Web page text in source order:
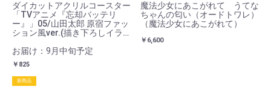
ダイカットアクリルコースター
「TVアニメ『忘却バッテリ
ー』」05/山田太郎 原宿ファッ
ション風ver.(描き下ろしイラ
お届け：9月中旬予定
￥825
新商品
魔法少女にあこがれて うてな
ちゃんの匂い（オードトワレ）
（魔法少女にあこがれて）
￥6,600